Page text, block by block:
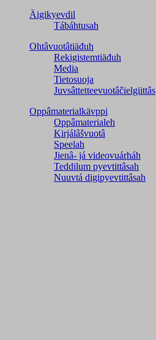
Äigikyevdil
Tábáhtusah
Ohtâvuotâtiäđuh
Rekigistemtiäđuh
Media
Tietosuoja
Juvsâttetteevuotâčielgiittâs
Oppâmaterialkävppi
Oppâmaterialeh
Kirjálâšvuotâ
Speelah
Jienâ- já videovuárháh
Teddilum pyevtittâsah
Nuuvtá digipyevtittâsah